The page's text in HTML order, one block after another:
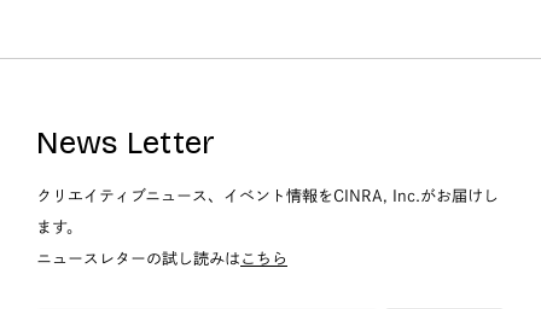
News Letter
クリエイティブニュース、イベント情報をCINRA, Inc.がお届けし
ます。
ニュースレターの試し読みは こちら